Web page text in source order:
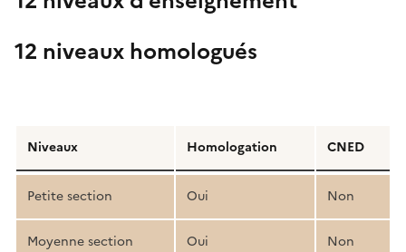
12 niveaux homologués
de
la
structure
pédagogique
Niveaux Homologation CNED
Petite section Oui Non
Moyenne section Oui Non